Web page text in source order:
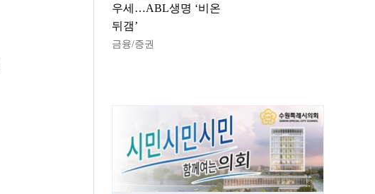
우세…ABL생명 ‘비온
뒤갬’
금융/증권